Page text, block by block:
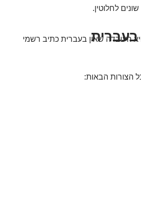
לחלוטין.
בעברית
העובדה שאין בעברית כתיב רשמי
הצורות הבאות: